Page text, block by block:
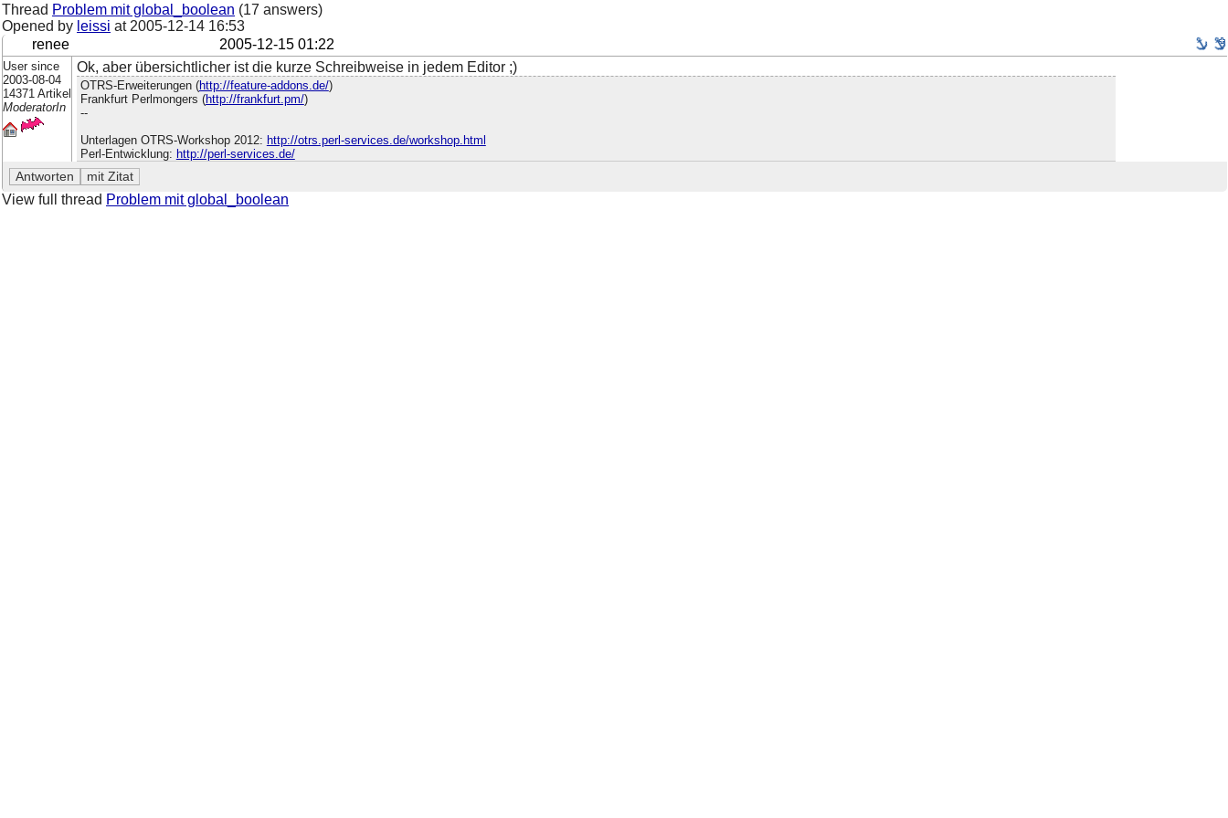
Thread Problem mit global_boolean (17 answers)
Opened by leissi at 2005-12-14 16:53
renee
2005-12-15 01:22
User since
2003-08-04
14371 Artikel
ModeratorIn
Ok, aber übersichtlicher ist die kurze Schreibweise in jedem Editor ;)
OTRS-Erweiterungen (http://feature-addons.de/)
Frankfurt Perlmongers (http://frankfurt.pm/)
--
Unterlagen OTRS-Workshop 2012: http://otrs.perl-services.de/workshop.html
Perl-Entwicklung: http://perl-services.de/
View full thread Problem mit global_boolean